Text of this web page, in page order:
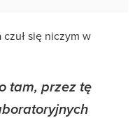
się niczym w
tam, przez tę